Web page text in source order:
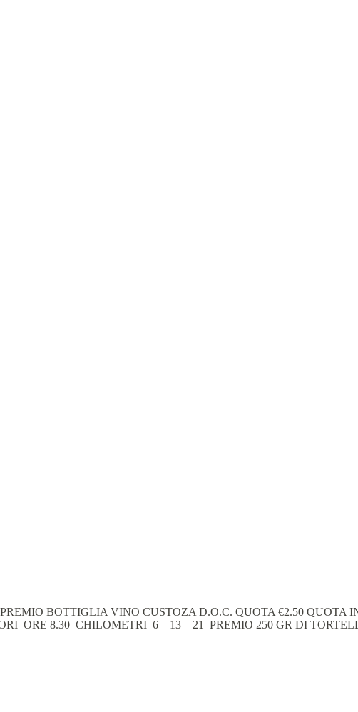
BOTTIGLIA VINO CUSTOZA D.O.C. QUOTA €2.50 QUOTA
ORE 8.30 CHILOMETRI 6 – 13 – 21 PREMIO 250 GR DI